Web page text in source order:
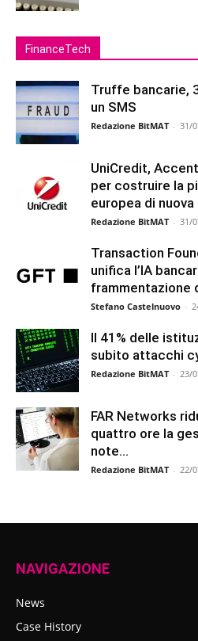
FinanceTech
Truffe bancarie,
un SMS
Redazione BitMAT - 31/
UniCredit,
per costruire la
europea di
Redazione BitMAT - 31/
Transaction
unifica l’IA
frammentazione
Stefano Castelnuovo -
Il 41% delle
subito attacchi
Redazione BitMAT - 23/
FAR Networks
quattro ore la
note...
Redazione BitMAT - 22/
NAVIGAZIONE
News
Case History